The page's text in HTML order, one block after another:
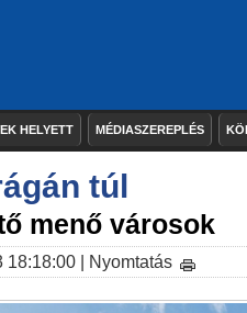
HELYETT MÉDIASZEREPLÉS
túl
menő városok
| Nyomtatás